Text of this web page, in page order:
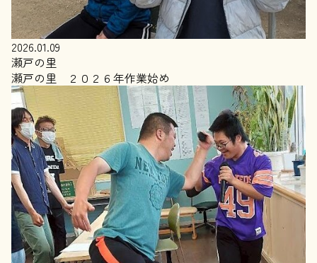
2026.01.09
瀬戸の里
瀬戸の里 ２０２６年作業始め